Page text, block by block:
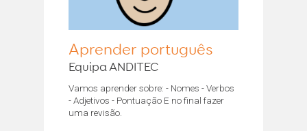
Aprender português
Equipa ANDITEC
Vamos aprender sobre: - Nomes - Verbos
- Adjetivos - Pontuação E no final fazer
uma revisão.